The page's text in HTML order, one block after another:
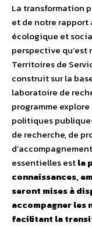
La transformation
et de notre
écologique et
perspective qu’est
Territoires de
construit sur la
laboratoire de
programme
politiques
de recherche, de
essentielles estla
connaissances,
seront mises à
accompagner
facilitant la